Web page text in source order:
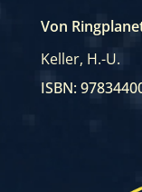
Von
Keller, H.-U.
ISBN: